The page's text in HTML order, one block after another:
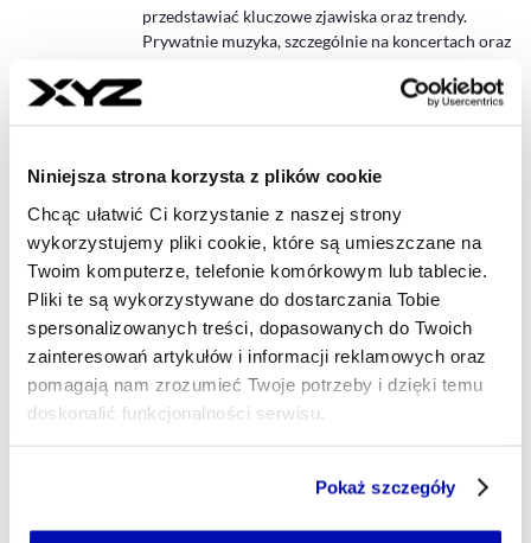
Niniejsza strona korzysta z plików cookie
Chcąc ułatwić Ci korzystanie z naszej strony
wykorzystujemy pliki cookie, które są umieszczane na
Twoim komputerze, telefonie komórkowym lub tablecie.
Pliki te są wykorzystywane do dostarczania Tobie
spersonalizowanych treści, dopasowanych do Twoich
zainteresowań artykułów i informacji reklamowych oraz
pomagają nam zrozumieć Twoje potrzeby i dzięki temu
doskonalić funkcjonalności serwisu.
Jeżeli nie wyrażasz zgody na zapisywanie plików cookie,
Pokaż szczegóły
przedstawiać kluczowe zjawiska oraz trendy.
Prywatnie muzyka, szczególnie na koncertach oraz
MAREK SKAWIŃSKI - AUTOR ARTYKUŁU - PROFIL
Główny ekonomista
Główny ekonomista XYZ, przygotowuję analizy
makroekonomiczne, sektorowe oraz dotyczące
finansów publicznych. Były dyrektor
Departamentu Polityki Makroekonicznej w
Ministerstwie Finansów. W wolnym czasie: góry
oraz literatura piękna.
marek.skawinski@xyz.pl